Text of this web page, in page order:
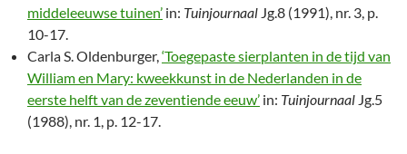
middeleeuwse tuinen’ in: Tuinjournaal Jg.8 (1991), nr. 3, p.
10-17.
Carla S. Oldenburger,‘Toegepaste sierplanten in de tijd van
William en Mary: kweekkunst in de Nederlanden in de
eerste helft van de zeventiende eeuw’ in: Tuinjournaal Jg.5
(1988), nr. 1, p. 12-17.